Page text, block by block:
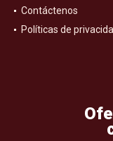
Contáctenos
Políticas de